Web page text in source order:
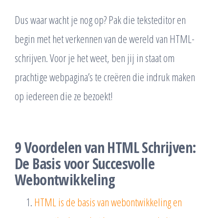
Dus waar wacht je nog op? Pak die teksteditor en
begin met het verkennen van de wereld van HTML-
schrijven. Voor je het weet, ben jij in staat om
prachtige webpagina’s te creëren die indruk maken
op iedereen die ze bezoekt!
9 Voordelen van HTML Schrijven:
De Basis voor Succesvolle
Webontwikkeling
HTML is de basis van webontwikkeling en